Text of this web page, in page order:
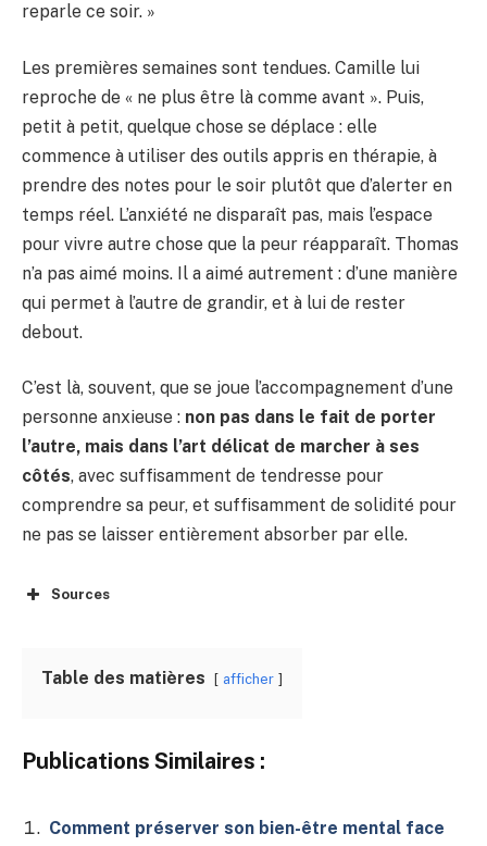
reparle ce soir. »
Les premières semaines sont tendues. Camille lui
reproche de « ne plus être là comme avant ». Puis,
petit à petit, quelque chose se déplace : elle
commence à utiliser des outils appris en thérapie, à
prendre des notes pour le soir plutôt que d’alerter en
temps réel. L’anxiété ne disparaît pas, mais l’espace
pour vivre autre chose que la peur réapparaît. Thomas
n’a pas aimé moins. Il a aimé autrement : d’une manière
qui permet à l’autre de grandir, et à lui de rester
debout.
C’est là, souvent, que se joue l’accompagnement d’une
personne anxieuse : non pas dans le fait de porter
l’autre, mais dans l’art délicat de marcher à ses
côtés, avec suffisamment de tendresse pour
comprendre sa peur, et suffisamment de solidité pour
ne pas se laisser entièrement absorber par elle.
Sources
Table des matières afficher
Publications Similaires :
Comment préserver son bien-être mental face